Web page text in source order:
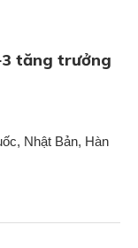
tăng trưởng
Nhật Bản, Hàn